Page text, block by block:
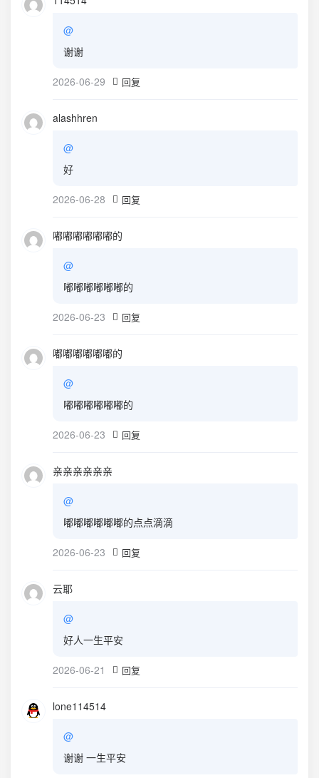
@
谢谢
2026-06-29 回复
alashhren
@
好
2026-06-28 回复
嘟嘟嘟嘟嘟嘟的
@
嘟嘟嘟嘟嘟嘟的
2026-06-23 回复
嘟嘟嘟嘟嘟嘟的
@
嘟嘟嘟嘟嘟嘟的
2026-06-23 回复
亲亲亲亲亲亲
@
嘟嘟嘟嘟嘟嘟的点点滴滴
2026-06-23 回复
云耶
@
好人一生平安
2026-06-21 回复
lone114514
@
谢谢 一生平安